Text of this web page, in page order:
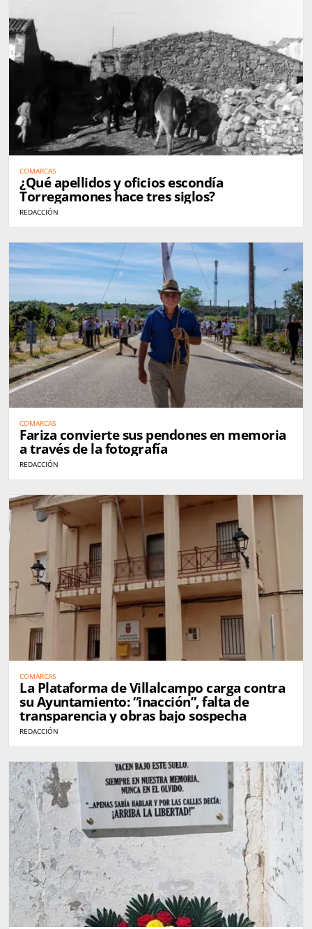
COMARCAS
¿Qué apellidos y oficios escondía
Torregamones hace tres siglos?
REDACCIÓN
COMARCAS
Fariza convierte sus pendones en memoria
a través de la fotografía
REDACCIÓN
COMARCAS
La Plataforma de Villalcampo carga contra
su Ayuntamiento: “inacción”, falta de
transparencia y obras bajo sospecha
REDACCIÓN